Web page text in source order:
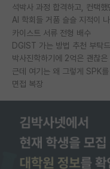
AI 학회들 거품 슬슬 지적이
카이스트 서류 전형 배수
DGIST 가는 방법 추천 부탁
근데 여기는 왜 그렇게 SPK
면접 복장